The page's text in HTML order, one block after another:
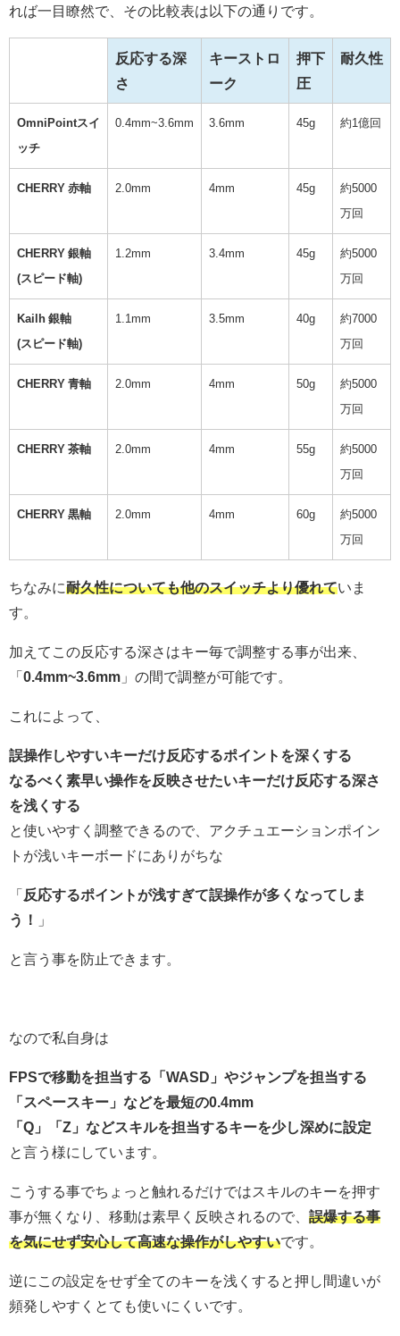
れば一目瞭然で、その比較表は以下の通りです。
反応する深
さ
キーストロ
ーク
押下
圧
耐久性
OmniPointスイ
ッチ
0.4mm~3.6mm 3.6mm 45g 約1億回
CHERRY 赤軸 2.0mm 4mm 45g 約5000
万回
CHERRY 銀軸
(スピード軸)
1.2mm 3.4mm 45g 約5000
万回
Kailh 銀軸
(スピード軸)
1.1mm 3.5mm 40g 約7000
万回
CHERRY 青軸 2.0mm 4mm 50g 約5000
万回
CHERRY 茶軸 2.0mm 4mm 55g 約5000
万回
CHERRY 黒軸 2.0mm 4mm 60g 約5000
万回
ちなみに耐久性についても他のスイッチより優れていま
す。
加えてこの反応する深さはキー毎で調整する事が出来、
「 0.4mm~3.6mm 」の間で調整が可能です。
これによって、
誤操作しやすいキーだけ反応するポイントを深くする
なるべく素早い操作を反映させたいキーだけ反応する深さ
を浅くする
と使いやすく調整できるので、アクチュエーションポイン
トが浅いキーボードにありがちな
「 反応するポイントが浅すぎて誤操作が多くなってしま
う！
」
と言う事を防止できます。
なので私自身は
FPSで移動を担当する「WASD」やジャンプを担当する
「スペースキー」などを最短の0.4mm
「Q」「Z」などスキルを担当するキーを少し深めに設定
と言う様にしています。
こうする事でちょっと触れるだけではスキルのキーを押す
事が無くなり、移動は素早く反映されるので、 誤爆する事
を気にせず安心して高速な操作がしやすいです。
逆にこの設定をせず全てのキーを浅くすると押し間違いが
頻発しやすくとても使いにくいです。